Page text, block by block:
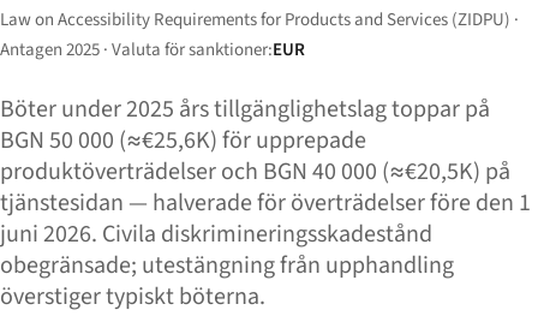
Law on Accessibility Requirements for Products and Services (ZIDPU) ·
Antagen 2025 · Valuta för sanktioner:EUR
Böter under 2025 års tillgänglighetslag toppar på
BGN 50 000 (≈€25,6K) för upprepade
produktöverträdelser och BGN 40 000 (≈€20,5K) på
tjänstesidan — halverade för överträdelser före den 1
juni 2026. Civila diskrimineringsskadestånd
obegränsade; utestängning från upphandling
överstiger typiskt böterna.